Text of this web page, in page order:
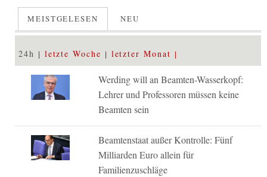
MEISTGELESEN NEU
24h letzte Woche letzter Monat
Werding will an Beamten-Wasserkopf:
Lehrer und Professoren müssen keine
Beamten sein
Beamtenstaat außer Kontrolle: Fünf
Milliarden Euro allein für
Familienzuschläge